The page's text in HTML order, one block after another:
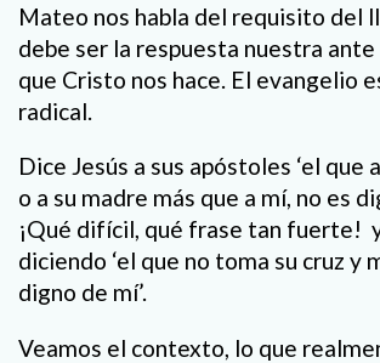
Mateo nos habla del requisito del
debe ser la respuesta nuestra
que Cristo nos hace. El evangelio
radical.
Dice Jesús a sus apóstoles ‘el que
o a su madre más que a mí, no es
¡Qué difícil, qué frase tan fuerte!
diciendo ‘el que no toma su cruz y
digno de mí’.
Veamos el contexto, lo que